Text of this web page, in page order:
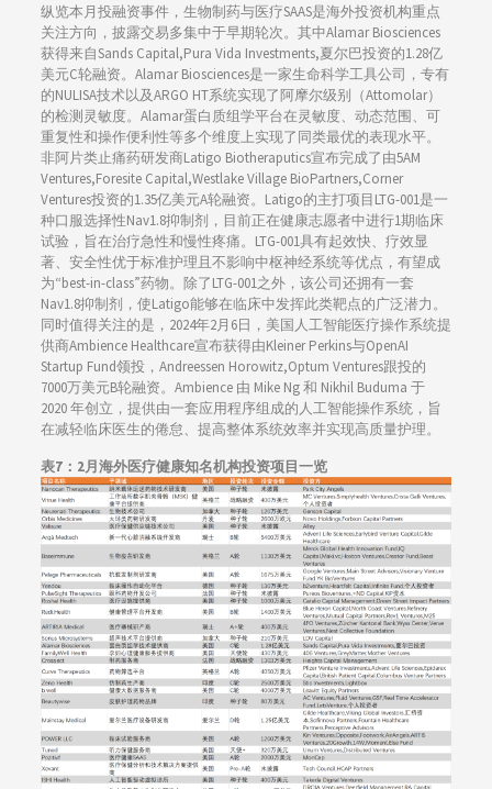
纵览本月投融资事件，生物制药与医疗SAAS是海外投资机构重点
关注方向，披露交易多集中于早期轮次。其中Alamar Biosciences
获得来自Sands Capital,Pura Vida Investments,夏尔巴投资的1.28亿
美元C轮融资。Alamar Biosciences是一家生命科学工具公司，专有
的NULISA技术以及ARGO HT系统实现了阿摩尔级别（Attomolar）
的检测灵敏度。Alamar蛋白质组学平台在灵敏度、动态范围、可
重复性和操作便利性等多个维度上实现了同类最优的表现水平。
非阿片类止痛药研发商Latigo Biotheraputics宣布完成了由5AM
Ventures,Foresite Capital,Westlake Village BioPartners,Corner
Ventures投资的1.35亿美元A轮融资。Latigo的主打项目LTG-001是一
种口服选择性Nav1.8抑制剂，目前正在健康志愿者中进行1期临床
试验，旨在治疗急性和慢性疼痛。LTG-001具有起效快、疗效显
著、安全性优于标准护理且不影响中枢神经系统等优点，有望成
为“best-in-class”药物。除了LTG-001之外，该公司还拥有一套
Nav1.8抑制剂，使Latigo能够在临床中发挥此类靶点的广泛潜力。
同时值得关注的是，2024年2月6日，美国人工智能医疗操作系统提
供商Ambience Healthcare宣布获得由Kleiner Perkins与OpenAI
Startup Fund领投，Andreessen Horowitz,Optum Ventures跟投的
7000万美元B轮融资。Ambience 由 Mike Ng 和 Nikhil Buduma 于
2020 年创立，提供由一套应用程序组成的人工智能操作系统，旨
在减轻临床医生的倦怠、提高整体系统效率并实现高质量护理。
表7：2月海外医疗健康知名机构投资项目一览